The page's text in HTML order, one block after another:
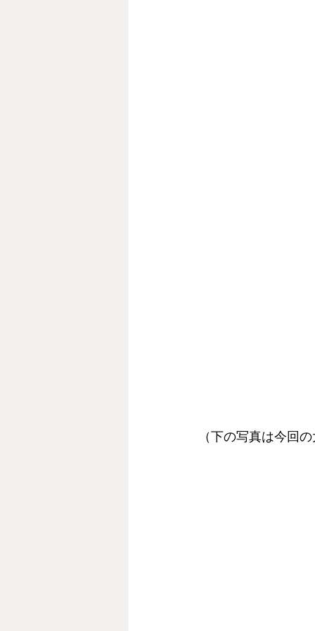
（下の写真は今回